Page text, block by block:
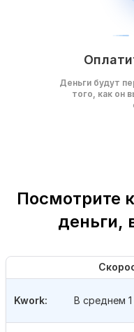
Деньги будут
того, как он
Посмотрите
деньги,
Kwork: В среднем 1